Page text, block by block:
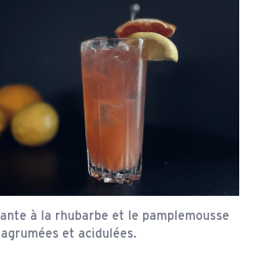
à la rhubarbe et le pamplemousse
et acidulées.